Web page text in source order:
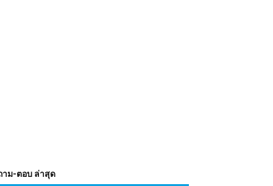
าม-ตอบ ล่าสุด